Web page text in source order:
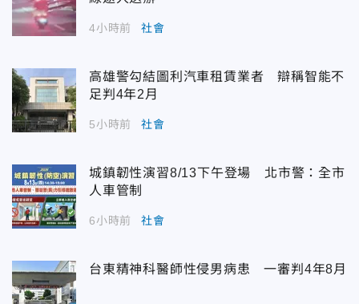
4小時前 社會
高雄警勾結圖利汽車租賃業者 辯稱智能不
足判4年2月
5小時前 社會
城鎮韌性演習8/13下午登場 北市警：全市
人車管制
6小時前 社會
台東精神科醫師性侵男病患 一審判4年8月